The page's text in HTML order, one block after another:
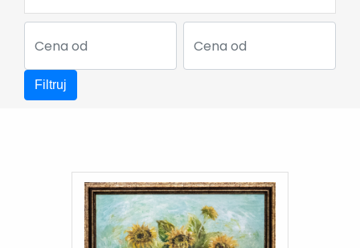
Filtruj